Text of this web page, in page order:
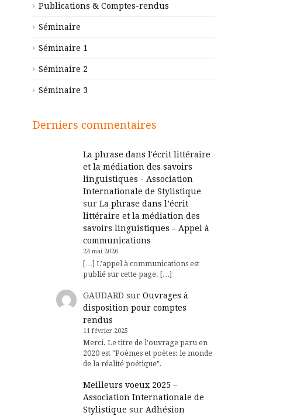
Publications & Comptes-rendus
Séminaire
Séminaire 1
Séminaire 2
Séminaire 3
Derniers commentaires
La phrase dans l'écrit littéraire
et la médiation des savoirs
linguistiques - Association
Internationale de Stylistique
sur La phrase dans l’écrit
littéraire et la médiation des
savoirs linguistiques – Appel à
communications
24 mai 2026
[…] L’appel à communications est
publié sur cette page. […]
GAUDARD sur Ouvrages à
disposition pour comptes
rendus
11 février 2025
Merci. Le titre de l'ouvrage paru en
2020 est "Poèmes et poètes: le monde
de la réalité poétique".
Meilleurs voeux 2025 –
Association Internationale de
Stylistique sur Adhésion